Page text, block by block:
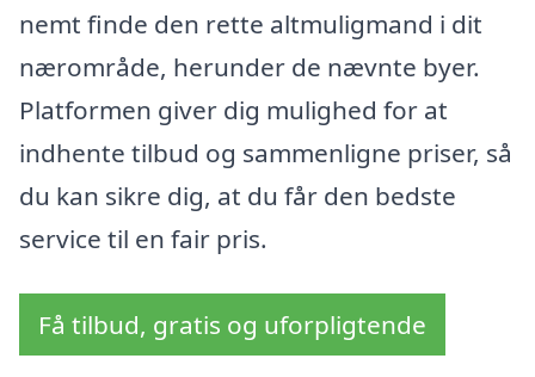
nemt finde den rette altmuligmand i dit
nærområde, herunder de nævnte byer.
Platformen giver dig mulighed for at
indhente tilbud og sammenligne priser, så
du kan sikre dig, at du får den bedste
service til en fair pris.
Få tilbud, gratis og uforpligtende